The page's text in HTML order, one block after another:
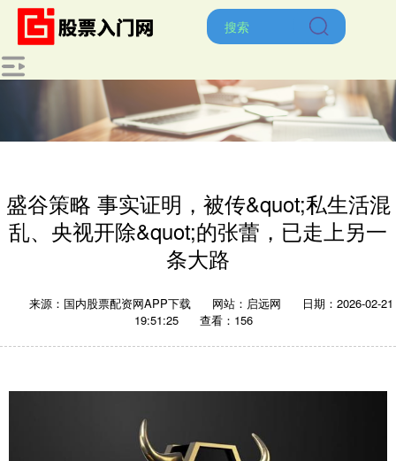
盛谷策略 事实证明，被传&quot;私生活混
乱、央视开除&quot;的张蕾，已走上另一
条大路
来源：国内股票配资网APP下载 网站：启远网
日期：2026-02-21
19:51:25
查看：156